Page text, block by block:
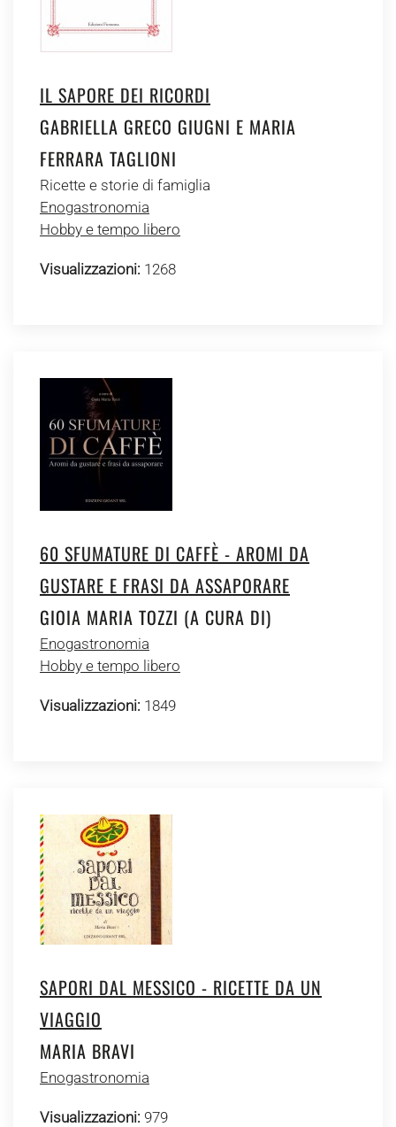
IL SAPORE DEI RICORDI
GABRIELLA GRECO GIUGNI E MARIA
FERRARA TAGLIONI
Ricette e storie di famiglia
Enogastronomia
Hobby e tempo libero
Visualizzazioni: 1268
60 SFUMATURE DI CAFFÈ - AROMI DA
GUSTARE E FRASI DA ASSAPORARE
GIOIA MARIA TOZZI (A CURA DI)
Enogastronomia
Hobby e tempo libero
Visualizzazioni: 1849
SAPORI DAL MESSICO - RICETTE DA UN
VIAGGIO
MARIA BRAVI
Enogastronomia
Visualizzazioni: 979